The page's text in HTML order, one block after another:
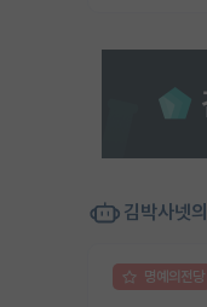
김박사넷
명예의전당